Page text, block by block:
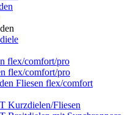
flex/comfort/pro
flex/comfort/pro
Fliesen flex/comfort
Kurzdielen/Fliesen